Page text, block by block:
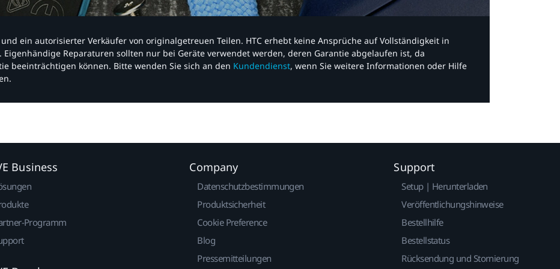
ein autorisierter Verkäufer von originalgetreuen Teilen. HTC erhebt keine Ansprüche auf Vollständigkeit in
Eigenhändige Reparaturen sollten nur bei Geräte verwendet werden, deren Garantie abgelaufen ist, da
beeinträchtigen können. Bitte wenden Sie sich an den Kundendienst, wenn Sie weitere Informationen oder Hilfe
Business
Programm
Company
Datenschutzbestimmungen
Produktsicherheit
Cookie Preference
Blog
Pressemitteilungen
Support
Setup | Herunterladen
Veröffentlichungshinweise
Bestellhilfe
Bestellstatus
Rücksendung und Stornierung